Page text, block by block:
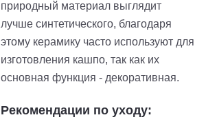
природный материал выглядит
лучше синтетического, благодаря
этому керамику часто используют для
изготовления кашпо, так как их
основная функция - декоративная.
Рекомендации по уходу: